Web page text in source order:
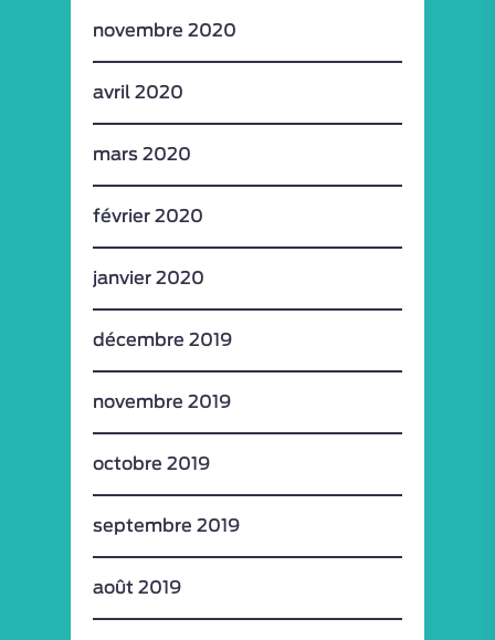
novembre 2020
avril 2020
mars 2020
février 2020
janvier 2020
décembre 2019
novembre 2019
octobre 2019
septembre 2019
août 2019